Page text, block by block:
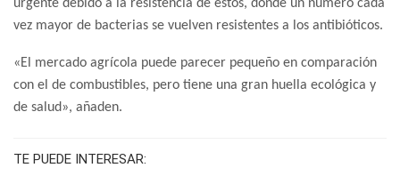
urgente debido a la resistencia de estos, donde un número cada
vez mayor de bacterias se vuelven resistentes a los antibióticos.
«El mercado agrícola puede parecer pequeño en comparación
con el de combustibles, pero tiene una gran huella ecológica y
de salud», añaden.
TE PUEDE INTERESAR: